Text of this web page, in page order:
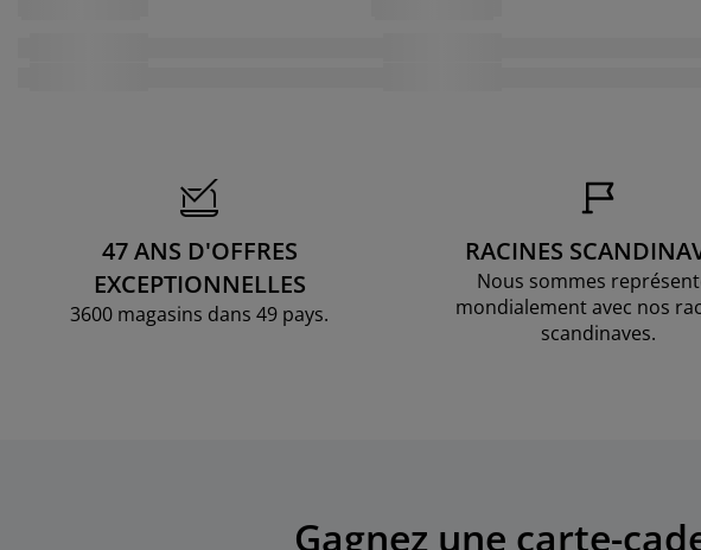
47 ANS D'OFFRES
EXCEPTIONNELLES
3600 magasins dans 49 pays.
RACINES
Nous sommes
mondialement avec nos
scandinaves.
Gagnez une carte-